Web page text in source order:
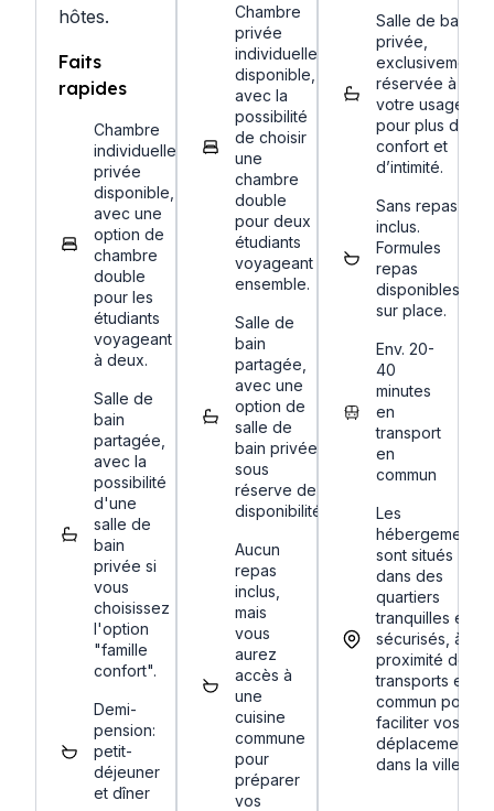
hôtes.
Faits
rapides
Chambre
individuelle
privée
disponible,
avec une
option de
chambre
double
pour les
étudiants
voyageant
à deux.
Salle de
bain
partagée,
avec la
possibilité
d'une
salle de
bain
privée si
vous
choisissez
l'option
"famille
confort".
Demi-
pension:
petit-
déjeuner
et dîner
Chambre
privée
individuelle
disponible,
avec la
possibilité
de choisir
une
chambre
double
pour deux
étudiants
voyageant
ensemble.
Salle de
bain
partagée,
avec une
option de
salle de
bain privée
sous
réserve de
disponibilité.
Aucun
repas
inclus,
mais
vous
aurez
accès à
une
cuisine
commune
pour
préparer
vos
Salle de bain
privée,
exclusivement
réservée à
votre usage
pour plus de
confort et
d’intimité.
Sans repas
inclus.
Formules
repas
disponibles
sur place.
Env. 20-
40
minutes
en
transport
en
commun
Les
hébergements
sont situés
dans des
quartiers
tranquilles et
sécurisés, à
proximité des
transports en
commun pour
faciliter vos
déplacements
dans la ville.